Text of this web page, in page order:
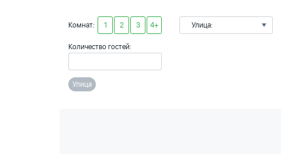
Комнат: 1 2 3 4+
Количество гостей:
Улица:
Улица